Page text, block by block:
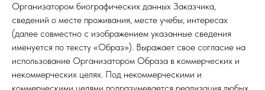
Организатором биографических данных Заказчика,
сведений о месте проживания, месте учебы, интересах
(далее совместно с изображением указанные сведения
именуется по тексту «Образ»). Выражает свое согласие на
использование Организатором Образа в коммерческих и
некоммерческих целях. Под некоммерческими и